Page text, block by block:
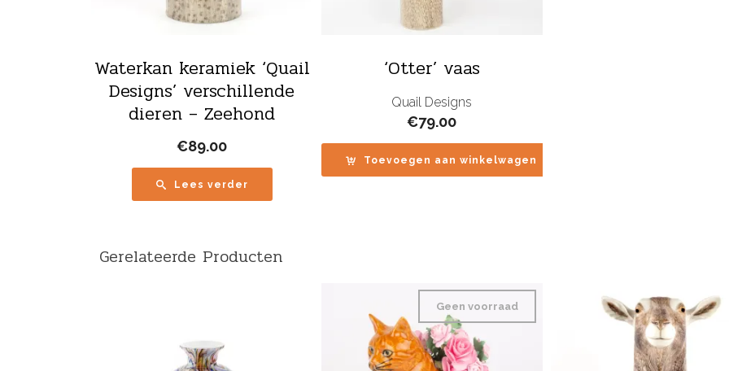
Waterkan keramiek ‘Quail
Designs’ verschillende
dieren – Zeehond
€89.00
Lees verder
‘Otter’ vaas
Quail Designs
€79.00
Toevoegen aan winkelwagen
Gerelateerde Producten
Geen voorraad